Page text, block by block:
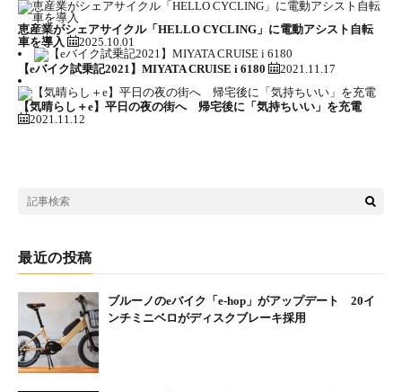
恵産業がシェアサイクル「HELLO CYCLING」に電動アシスト自転
車を導入
2025.10.01
【eバイク試乗記2021】MIYATA CRUISE i 6180 2021.11.17
【気晴らし＋e】平日の夜の街へ 帰宅後に「気持ちいい」を充電
2021.11.12
最近の投稿
ブルーノのeバイク「e-hop」がアップデート 20イ
ンチミニベロがディスクブレーキ採用